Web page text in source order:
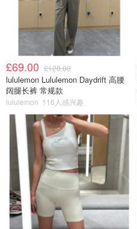
£69.00 £128.00
lululemon Lululemon Daydrift 高腰
阔腿长裤 常规款
lululemon 116人感兴趣